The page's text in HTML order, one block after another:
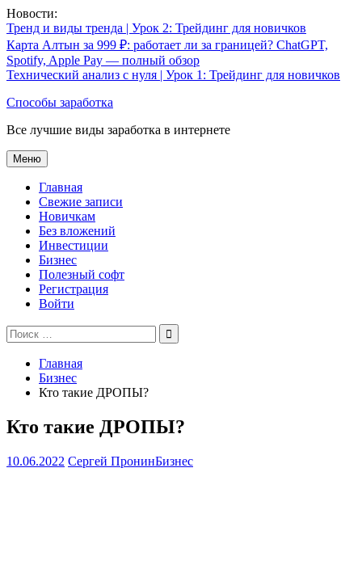
Перейти
к
содержимому
Новости:
Тренд и виды тренда | Урок 2: Трейдинг для новичков
Карта Алтын за 999 ₽: работает ли за границей? ChatGPT,
Spotify, Apple Pay — полный обзор
Технический анализ с нуля | Урок 1: Трейдинг для новичков
Способы заработка
Все лучшие виды заработка в интернете
Меню
Главная
Свежие записи
Новичкам
Без вложений
Инвестиции
Бизнес
Полезный софт
Регистрация
Войти
Поиск
по:
Главная
Бизнес
Кто такие ДРОПЫ?
Кто такие ДРОПЫ?
10.06.2022 Сергей ПронинБизнес